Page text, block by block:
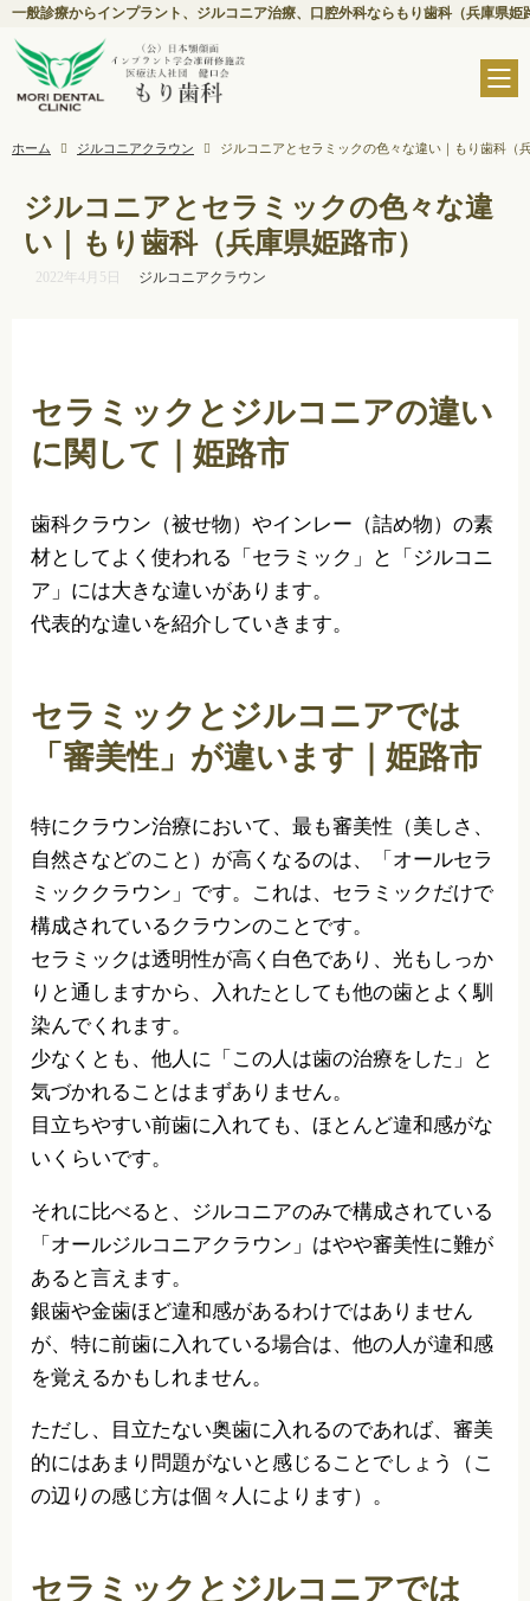
一般診療からインプラント、ジルコニア治療、口腔外科ならもり歯科（兵庫県姫
ホーム ジルコニアクラウン ジルコニアとセラミックの色々な違い｜もり歯科（
ジルコニアとセラミックの色々な違
い｜もり歯科（兵庫県姫路市）
2022年4月5日 ジルコニアクラウン
セラミックとジルコニアの違い
に関して｜姫路市
歯科クラウン（被せ物）やインレー（詰め物）の素
材としてよく使われる「セラミック」と「ジルコニ
ア」には大きな違いがあります。
代表的な違いを紹介していきます。
セラミックとジルコニアでは
「審美性」が違います｜姫路市
特にクラウン治療において、最も審美性（美しさ、
自然さなどのこと）が高くなるのは、「オールセラ
ミッククラウン」です。これは、セラミックだけで
構成されているクラウンのことです。
セラミックは透明性が高く白色であり、光もしっか
りと通しますから、入れたとしても他の歯とよく馴
染んでくれます。
少なくとも、他人に「この人は歯の治療をした」と
気づかれることはまずありません。
目立ちやすい前歯に入れても、ほとんど違和感がな
いくらいです。
それに比べると、ジルコニアのみで構成されている
「オールジルコニアクラウン」はやや審美性に難が
あると言えます。
銀歯や金歯ほど違和感があるわけではありません
が、特に前歯に入れている場合は、他の人が違和感
を覚えるかもしれません。
ただし、目立たない奥歯に入れるのであれば、審美
的にはあまり問題がないと感じることでしょう（こ
の辺りの感じ方は個々人によります）。
セラミックとジルコニアでは